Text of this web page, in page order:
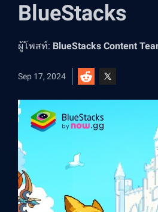
BlueStacks
ผู้โพสท์: BlueStacks Content
Sep 17, 2024